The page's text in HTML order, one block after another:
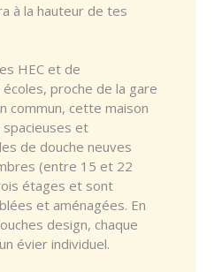
à la hauteur de tes
HEC et de
proche de la gare
commun, cette maison
et
de douche neuves
(entre 15 et 22
étages et sont
et aménagées. En
design, chaque
évier individuel.